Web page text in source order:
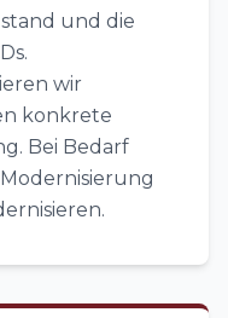
und die
wir
konkrete
Bei Bedarf